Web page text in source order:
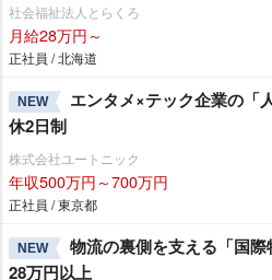
社会福祉法人とらくろ
月給28万円～
正社員 / 北海道
NEW
エンタメ×テック企業の「
休2日制
株式会社ユートニック
年収500万円～700万円
正社員 / 東京都
NEW
物流の裏側を支える「国
28万円以上